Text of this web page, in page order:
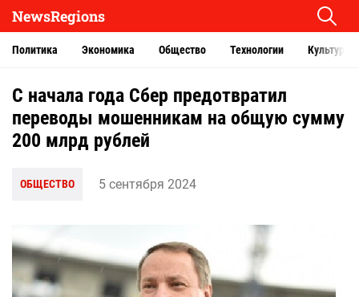
NewsRegions
Политика Экономика Общество Технологии Культура
С начала года Сбер предотвратил
переводы мошенникам на общую сумму
200 млрд рублей
ОБЩЕСТВО 5 сентября 2024